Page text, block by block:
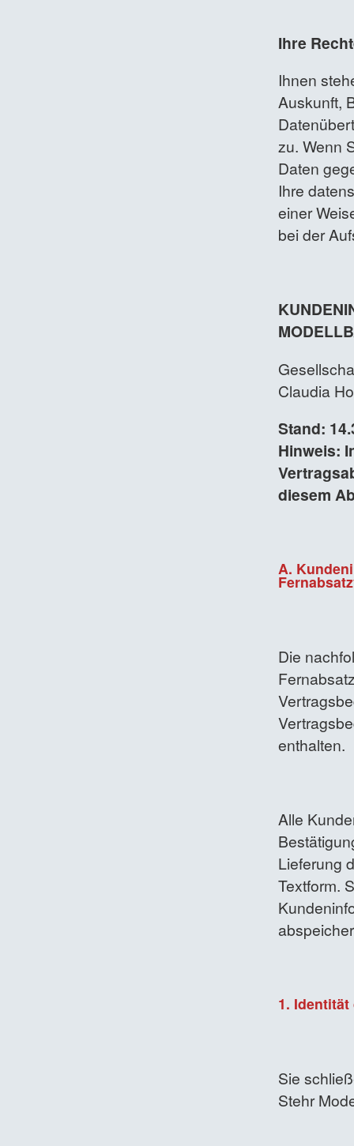
Ihre
Ihnen
Auskunft,
zu. Wenn
Daten
Ihre
einer
bei der
Claudia
Stand:
Hinweis:
diesem
A.
Die
enthalten.
Alle
Lieferung
Textform.
1.
Sie
Stehr